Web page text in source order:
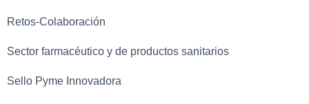
Retos-Colaboración
Sector farmacéutico y de productos sanitarios
Sello Pyme Innovadora